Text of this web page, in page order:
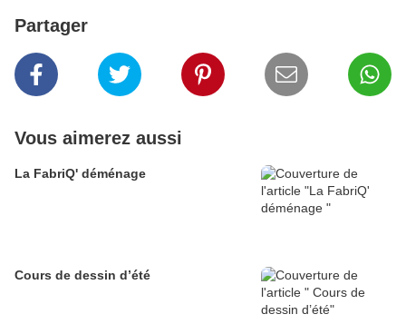
Partager
Vous aimerez aussi
La FabriQ' déménage
Cours de dessin d’été